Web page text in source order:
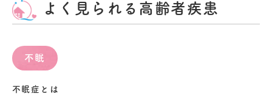
よく見られる高齢者疾患
不眠
不眠症とは